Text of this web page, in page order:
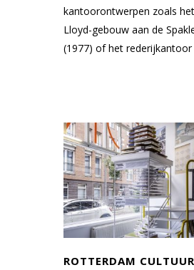
kantoorontwerpen zoals
Lloyd-gebouw aan de
(1977) of het
ROTTERDAM